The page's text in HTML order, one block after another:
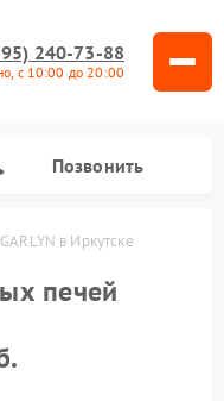
240-73-88
с 10:00 до 20:00
Позвонить
в Иркутске
печей